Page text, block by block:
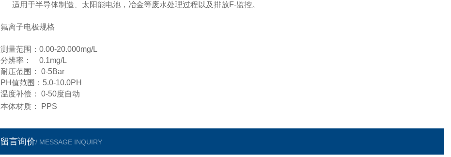
适用于半导体制造、太阳能电池，冶金等废水处理过程以及排放F-监控。
氟离子电极规格
测量范围：0.00-20.000mg/L
分辨率： 0.1mg/L
耐压范围： 0-5Bar
PH值范围：5.0-10.0PH
温度补偿： 0-50度自动
本体材质： PPS
留言询价/ MESSAGE INQUIRY